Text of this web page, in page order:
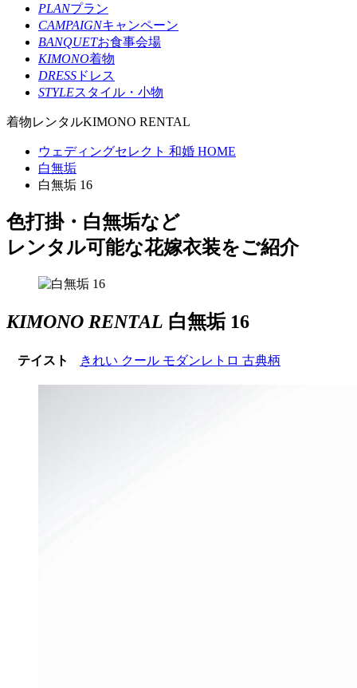
PLANプラン
CAMPAIGNキャンペーン
BANQUETお食事会場
KIMONO着物
DRESS ドレス
STYLEスタイル・小物
着物レンタルKIMONO RENTAL
ウェディングセレクト 和婚 HOME
白無垢
白無垢 16
色打掛・白無垢など
レンタル可能な花嫁衣装をご紹介
KIMONO RENTAL 白無垢 16
テイスト きれい クール モダンレトロ 古典柄